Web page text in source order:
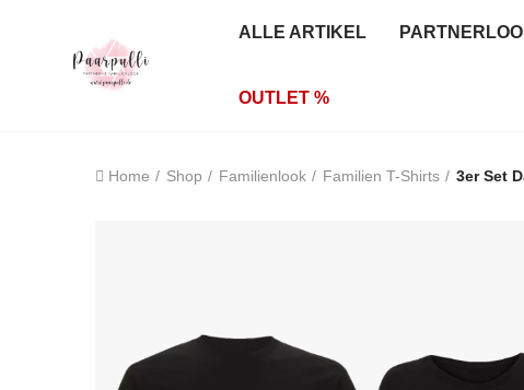
ALLE ARTIKEL
OUTLET %
Home Shop Familienlook Familien T-Shirts 3er Set